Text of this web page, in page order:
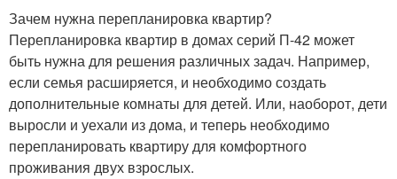
Зачем нужна перепланировка квартир?
Перепланировка квартир в домах серий П-42 может
быть нужна для решения различных задач. Например,
если семья расширяется, и необходимо создать
дополнительные комнаты для детей. Или, наоборот, дети
выросли и уехали из дома, и теперь необходимо
перепланировать квартиру для комфортного
проживания двух взрослых.